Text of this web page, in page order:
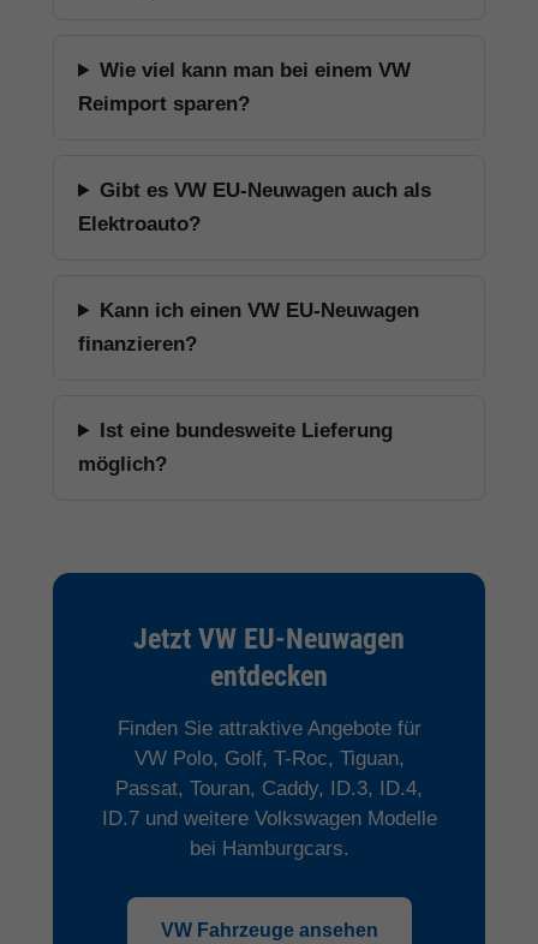
Wie viel kann man bei einem VW
Reimport sparen?
Gibt es VW EU-Neuwagen auch als
Elektroauto?
Kann ich einen VW EU-Neuwagen
finanzieren?
Ist eine bundesweite Lieferung
möglich?
Jetzt VW EU-Neuwagen
entdecken
Finden Sie attraktive Angebote für
VW Polo, Golf, T-Roc, Tiguan,
Passat, Touran, Caddy, ID.3, ID.4,
ID.7 und weitere Volkswagen Modelle
bei Hamburgcars.
VW Fahrzeuge ansehen